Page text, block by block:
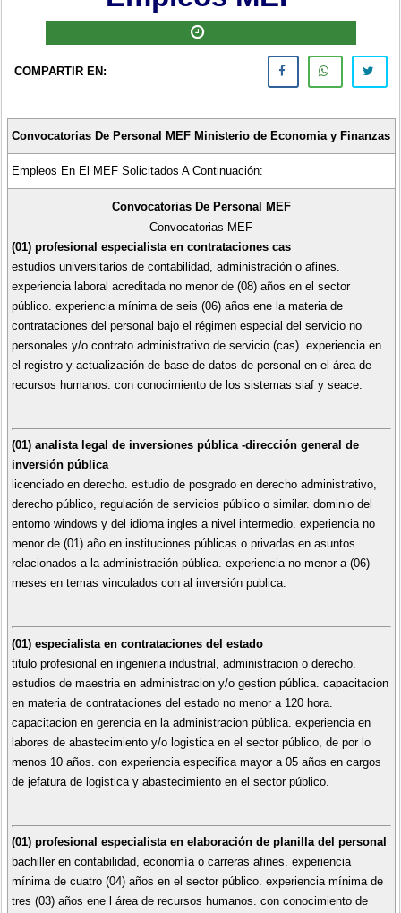
COMPARTIR EN:
Convocatorias De Personal MEF Ministerio de Economia y Finanzas
Empleos En El MEF Solicitados A Continuación:
Convocatorias De Personal MEF
Convocatorias MEF
(01) profesional especialista en contrataciones cas
estudios universitarios de contabilidad, administración o afines.
experiencia laboral acreditada no menor de (08) años en el sector
público. experiencia mínima de seis (06) años ene la materia de
contrataciones del personal bajo el régimen especial del servicio no
personales y/o contrato administrativo de servicio (cas). experiencia en
el registro y actualización de base de datos de personal en el área de
recursos humanos. con conocimiento de los sistemas siaf y seace.
(01) analista legal de inversiones pública -dirección general de
inversión pública
licenciado en derecho. estudio de posgrado en derecho administrativo,
derecho público, regulación de servicios público o similar. dominio del
entorno windows y del idioma ingles a nivel intermedio. experiencia no
menor de (01) año en instituciones públicas o privadas en asuntos
relacionados a la administración pública. experiencia no menor a (06)
meses en temas vinculados con al inversión publica.
(01) especialista en contrataciones del estado
titulo profesional en ingenieria industrial, administracion o derecho.
estudios de maestria en administracion y/o gestion pública. capacitacion
en materia de contrataciones del estado no menor a 120 hora.
capacitacion en gerencia en la administracion pública. experiencia en
labores de abastecimiento y/o logistica en el sector público, de por lo
menos 10 años. con experiencia especifica mayor a 05 años en cargos
de jefatura de logistica y abastecimiento en el sector público.
(01) profesional especialista en elaboración de planilla del personal
bachiller en contabilidad, economía o carreras afines. experiencia
mínima de cuatro (04) años en el sector público. experiencia mínima de
tres (03) años ene l área de recursos humanos. con conocimiento de